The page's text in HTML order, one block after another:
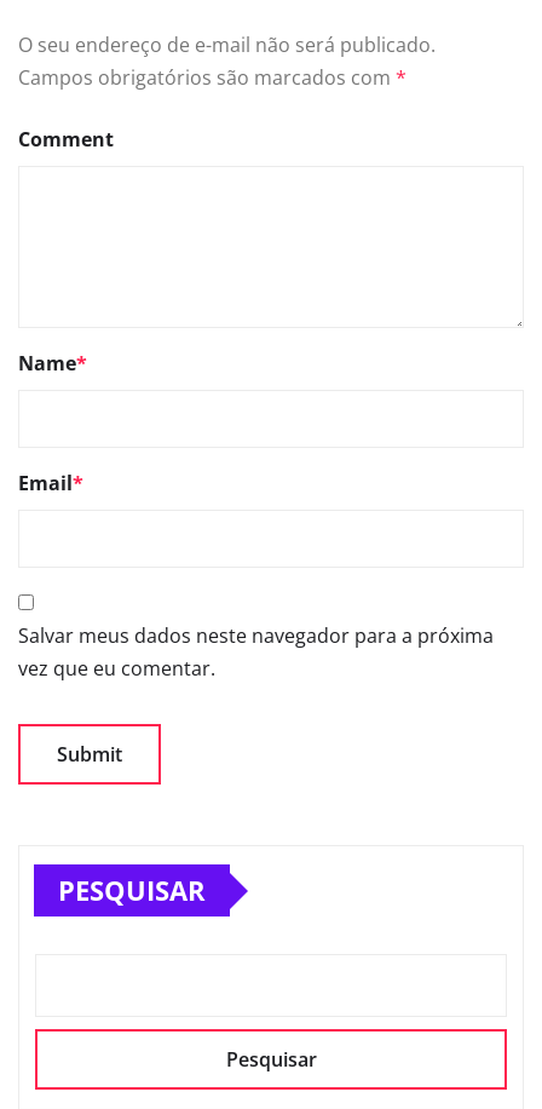
O seu endereço de e-mail não será publicado.
Campos obrigatórios são marcados com *
Comment
Name*
Email*
Salvar meus dados neste navegador para a próxima
vez que eu comentar.
PESQUISAR
Pesquisar